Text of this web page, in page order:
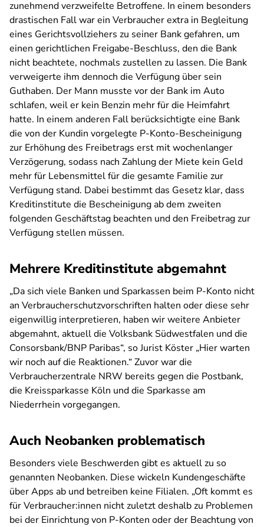
zunehmend verzweifelte Betroffene. In einem besonders
drastischen Fall war ein Verbraucher extra in Begleitung
eines Gerichtsvollziehers zu seiner Bank gefahren, um
einen gerichtlichen Freigabe-Beschluss, den die Bank
nicht beachtete, nochmals zustellen zu lassen. Die Bank
verweigerte ihm dennoch die Verfügung über sein
Guthaben. Der Mann musste vor der Bank im Auto
schlafen, weil er kein Benzin mehr für die Heimfahrt
hatte. In einem anderen Fall berücksichtigte eine Bank
die von der Kundin vorgelegte P-Konto-Bescheinigung
zur Erhöhung des Freibetrags erst mit wochenlanger
Verzögerung, sodass nach Zahlung der Miete kein Geld
mehr für Lebensmittel für die gesamte Familie zur
Verfügung stand. Dabei bestimmt das Gesetz klar, dass
Kreditinstitute die Bescheinigung ab dem zweiten
folgenden Geschäftstag beachten und den Freibetrag zur
Verfügung stellen müssen.
Mehrere Kreditinstitute abgemahnt
„Da sich viele Banken und Sparkassen beim P-Konto nicht
an Verbraucherschutzvorschriften halten oder diese sehr
eigenwillig interpretieren, haben wir weitere Anbieter
abgemahnt, aktuell die Volksbank Südwestfalen und die
Consorsbank/BNP Paribas“, so Jurist Köster „Hier warten
wir noch auf die Reaktionen.“ Zuvor war die
Verbraucherzentrale NRW bereits gegen die Postbank,
die Kreissparkasse Köln und die Sparkasse am
Niederrhein vorgegangen.
Auch Neobanken problematisch
Besonders viele Beschwerden gibt es aktuell zu so
genannten Neobanken. Diese wickeln Kundengeschäfte
über Apps ab und betreiben keine Filialen. „Oft kommt es
für Verbraucher:innen nicht zuletzt deshalb zu Problemen
bei der Einrichtung von P-Konten oder der Beachtung von